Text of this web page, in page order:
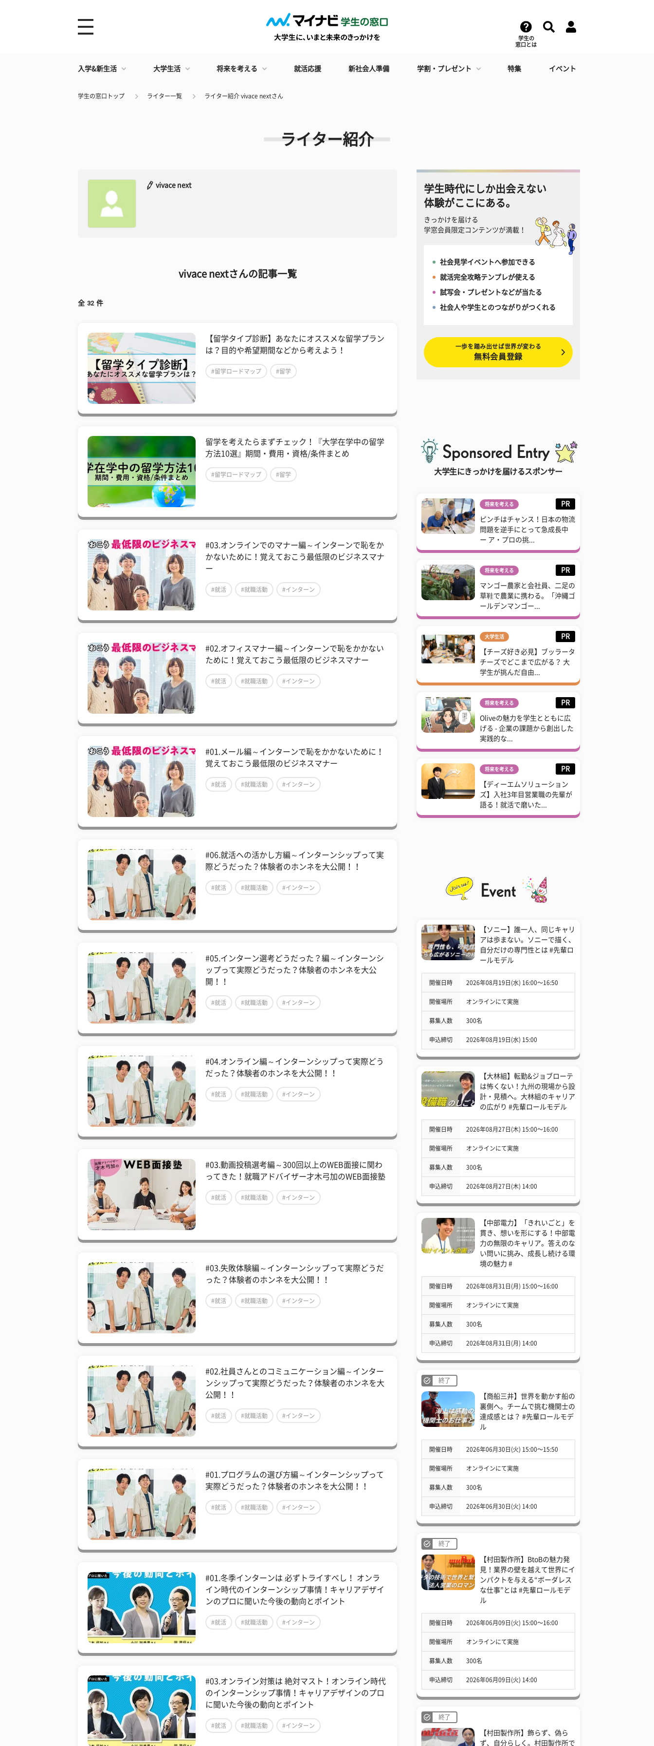
学生の
窓口とは
入学&新生活 大学生活 将来を考える 就活応援 新社会人準備 学割・プレゼント 特集 イベント
学生の窓口トップ ライター一覧 ライター紹介 vivace nextさん
ライター紹介
vivace next
vivace nextさんの記事一覧
全 32 件
【留学タイプ診断】あなたにオススメな留学プラン
は？目的や希望期間などから考えよう！
#留学ロードマップ #留学
留学を考えたらまずチェック！『大学在学中の留学
方法10選』期間・費用・資格/条件まとめ
#留学ロードマップ #留学
#03.オンラインでのマナー編～インターンで恥をか
かないために！覚えておこう最低限のビジネスマナ
ー
#就活 #就職活動 #インターン
#02.オフィスマナー編～インターンで恥をかかない
ために！覚えておこう最低限のビジネスマナー
#就活 #就職活動 #インターン
#01.メール編～インターンで恥をかかないために！
覚えておこう最低限のビジネスマナー
#就活 #就職活動 #インターン
#06.就活への活かし方編～インターンシップって実
際どうだった？体験者のホンネを大公開！！
#就活 #就職活動 #インターン
#05.インターン選考どうだった？編～インターンシ
ップって実際どうだった？体験者のホンネを大公
開！！
#就活 #就職活動 #インターン
#04.オンライン編～インターンシップって実際どう
だった？体験者のホンネを大公開！！
#就活 #就職活動 #インターン
#03.動画投稿選考編～300回以上のWEB面接に関わ
ってきた！就職アドバイザー才木弓加のWEB面接塾
#就活 #就職活動 #インターン
#03.失敗体験編～インターンシップって実際どうだ
った？体験者のホンネを大公開！！
#就活 #就職活動 #インターン
#02.社員さんとのコミュニケーション編～インター
ンシップって実際どうだった？体験者のホンネを大
公開！！
#就活 #就職活動 #インターン
#01.プログラムの選び方編～インターンシップって
実際どうだった？体験者のホンネを大公開！！
#就活 #就職活動 #インターン
#01.冬季インターンは 必ずトライすべし！ オンラ
イン時代のインターンシップ事情！キャリアデザイ
ンのプロに聞いた今後の動向とポイント
#就活 #就職活動 #インターン
#03.オンライン対策は 絶対マスト！オンライン時代
のインターンシップ事情！キャリアデザインのプロ
に聞いた今後の動向とポイント
#就活 #就職活動 #インターン
学生時代にしか出会えない
体験がここにある。
きっかけを届ける
学窓会員限定コンテンツが満載！
社会見学イベントへ参加できる
就活完全攻略テンプレが使える
試写会・プレゼントなどが当たる
社会人や学生とのつながりがつくれる
一歩を踏み出せば世界が変わる
無料会員登録
大学生にきっかけを届けるスポンサー
将来を考える PR
ピンチはチャンス！日本の物流
問題を逆手にとって急成長中
ー ア・プロの挑...
将来を考える PR
マンゴー農家と会社員、二足の
草鞋で農業に携わる。「沖縄ゴ
ールデンマンゴー...
大学生活 PR
【チーズ好き必見】ブッラータ
チーズでどこまで広がる？ 大
学生が挑んだ自由...
将来を考える PR
Oliveの魅力を学生とともに広
げる - 企業の課題から創出した
実践的な...
将来を考える PR
【ディーエムソリューション
ズ】入社3年目営業職の先輩が
語る！就活で磨いた...
【ソニー】誰一人、同じキャリ
アは歩まない。ソニーで描く、
自分だけの専門性とは #先輩ロ
ールモデル
開催日時 2026年08月19日(水) 16:00〜16:50
開催場所 オンラインにて実施
募集人数 300名
申込締切 2026年08月19日(水) 15:00
【大林組】転勤&ジョブローテ
は怖くない！九州の現場から設
計・見積へ。大林組のキャリア
の広がり #先輩ロールモデル
開催日時 2026年08月27日(木) 15:00〜16:00
開催場所 オンラインにて実施
募集人数 300名
申込締切 2026年08月27日(木) 14:00
【中部電力】「きれいごと」を
貫き、想いを形にする！中部電
力の無限のキャリア。答えのな
い問いに挑み、成長し続ける環
境の魅力 #
開催日時 2026年08月31日(月) 15:00〜16:00
開催場所 オンラインにて実施
募集人数 300名
申込締切 2026年08月31日(月) 14:00
終了
【商船三井】世界を動かす船の
裏側へ。チームで挑む機関士の
達成感とは？ #先輩ロールモデ
ル
開催日時 2026年06月30日(火) 15:00〜15:50
開催場所 オンラインにて実施
募集人数 300名
申込締切 2026年06月30日(火) 14:00
終了
【村田製作所】BtoBの魅力発
見！業界の壁を越えて世界にイ
ンパクトを与える“ボーダレス
な仕事”とは #先輩ロールモデ
ル
開催日時 2026年06月09日(火) 15:00〜16:00
開催場所 オンラインにて実施
募集人数 300名
申込締切 2026年06月09日(火) 14:00
終了
【村田製作所】飾らず、偽ら
ず、自分らしく。村田製作所で